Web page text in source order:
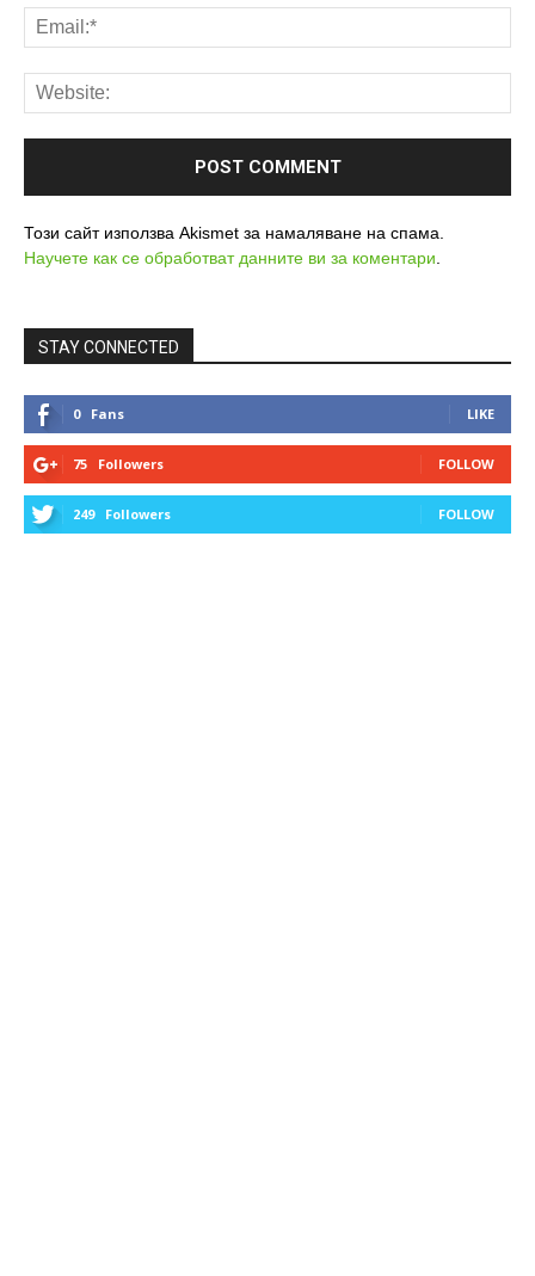
Този сайт използва Akismet за намаляване на спама.
Научете как се обработват данните ви за коментари
STAY CONNECTED
0 Fans LIKE
75 Followers FOLLOW
249 Followers FOLLOW